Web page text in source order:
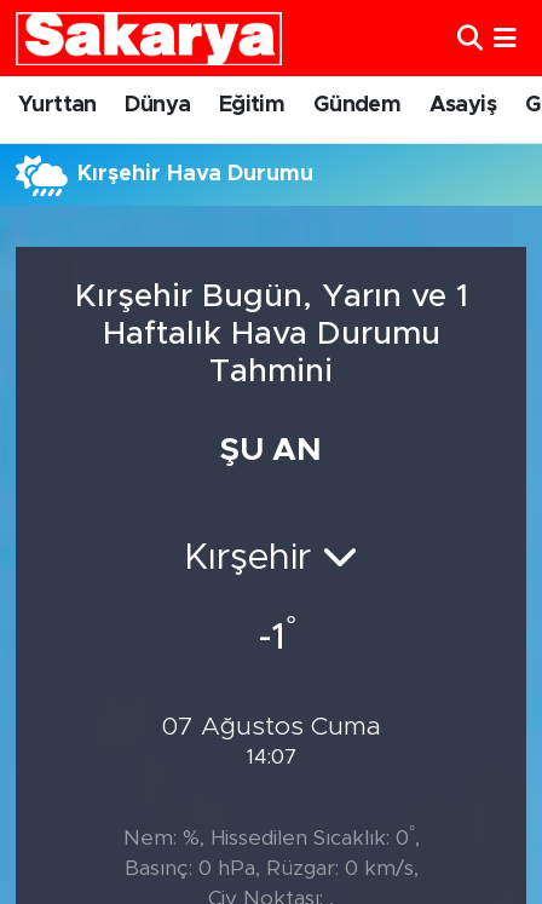
Yurttan Dünya Eğitim Gündem Asayiş
Kırşehir Hava Durumu
Kırşehir Bugün, Yarın ve 1
Haftalık Hava Durumu
Tahmini
ŞU AN
Kırşehir
-1 °
07 Ağustos Cuma
14:07
Nem: %, Hissedilen Sıcaklık: 0°,
Basınç: 0 hPa, Rüzgar: 0 km/s,
Çiy Noktası: ,
Yurttan
Eskişehirspor
Teknoloji
Eskişehir Nöbetçi Eczaneler
Süper Lig Puan Durumu ve Fikstür
Son Dakika Haberleri